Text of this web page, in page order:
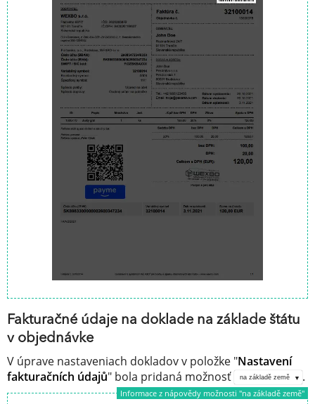
Fakturačné údaje na doklade na základe štátu
v objednávke
V úprave nastaveniach dokladov v položke "Nastavení
fakturačních údajů" bola pridaná možnosť na základě země .
Informace z nápovědy možnosti "na základě země"